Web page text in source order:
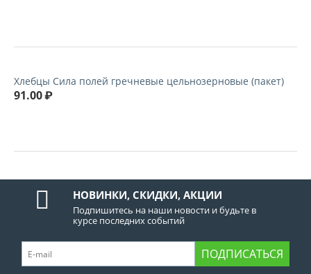
Хлебцы Сила полей гречневые цельнозерновые (пакет)
91.00₽
НОВИНКИ, СКИДКИ, АКЦИИ
Подпишитесь на наши новости и будьте в
курсе последних событий
ПОДПИСАТЬСЯ